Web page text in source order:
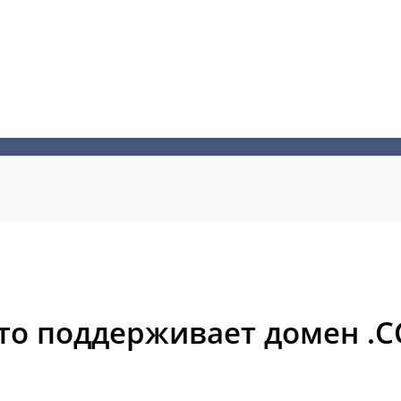
поддерживает домен